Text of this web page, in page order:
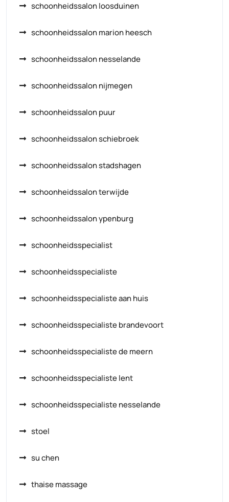
schoonheidssalon loosduinen
schoonheidssalon marion heesch
schoonheidssalon nesselande
schoonheidssalon nijmegen
schoonheidssalon puur
schoonheidssalon schiebroek
schoonheidssalon stadshagen
schoonheidssalon terwijde
schoonheidssalon ypenburg
schoonheidsspecialist
schoonheidsspecialiste
schoonheidsspecialiste aan huis
schoonheidsspecialiste brandevoort
schoonheidsspecialiste de meern
schoonheidsspecialiste lent
schoonheidsspecialiste nesselande
stoel
su chen
thaise massage